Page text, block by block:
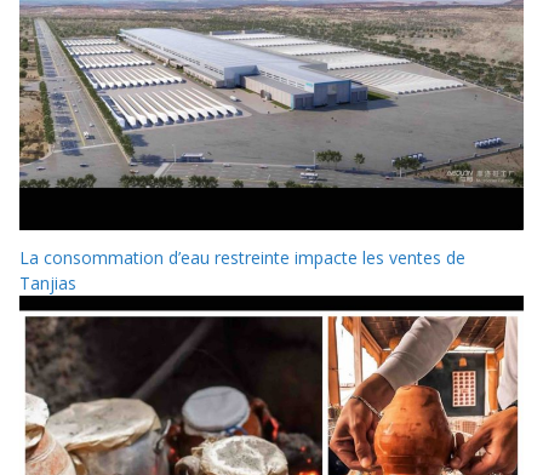
La consommation d’eau restreinte impacte les ventes de
Tanjias